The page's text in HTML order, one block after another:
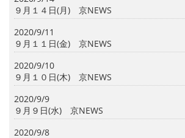
９月１４日(月) 京NEWS
2020/9/11
９月１１日(金) 京NEWS
2020/9/10
９月１０日(木) 京NEWS
2020/9/9
９月９日(水) 京NEWS
2020/9/8